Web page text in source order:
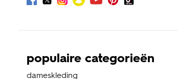
populaire categorieën
dameskleding